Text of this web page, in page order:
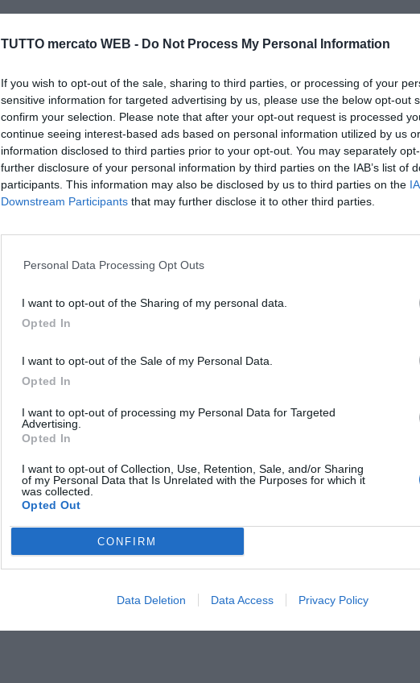
TUTTO mercato WEB - Do Not Process My Personal Information
If you wish to opt-out of the sale, sharing to third parties, or processing of your
sensitive information for targeted advertising by us, please use the below opt-out
confirm your selection. Please note that after your opt-out request is processed
continue seeing interest-based ads based on personal information utilized by us
information disclosed to third parties prior to your opt-out. You may separately
further disclosure of your personal information by third parties on the IAB’s list of
participants. This information may also be disclosed by us to third parties on the
Downstream Participants that may further disclose it to other third parties.
Personal Data Processing Opt Outs
I want to opt-out of the Sharing of my personal data.
Opted In
I want to opt-out of the Sale of my Personal Data.
Opted In
I want to opt-out of processing my Personal Data for Targeted
Advertising.
Opted In
I want to opt-out of Collection, Use, Retention, Sale, and/or Sharing
of my Personal Data that Is Unrelated with the Purposes for which it
was collected.
Opted Out
CONFIRM
Data Deletion Data Access Privacy Policy